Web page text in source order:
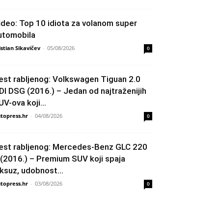
Top 10 idiota za volanom super
Sikavičev - 05/08/2026 0
rabljenog: Volkswagen Tiguan 2.0
DSG (2016.) – Jedan od najtraženijih
ova koji...
- 04/08/2026 0
rabljenog: Mercedes-Benz GLC 220
– Premium SUV koji spaja
udobnost...
- 03/08/2026 0